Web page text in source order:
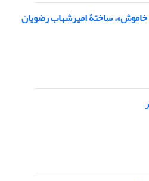
ساختۀ امیرشهاب رضویان